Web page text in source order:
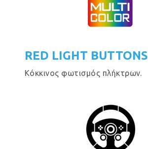
RED LIGHT BUTTONS
Κόκκινος φωτισμός πλήκτρων.